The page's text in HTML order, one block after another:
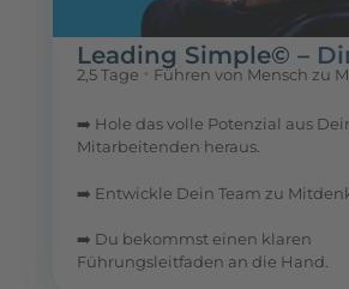
Leading Simple© –
2,5 Tage • Führen von Mensch zu
➡️ Hole das volle Potenzial aus
Mitarbeitenden heraus.
➡️ Entwickle Dein Team zu
➡️ Du bekommst einen klaren
Führungsleitfaden an die Hand.